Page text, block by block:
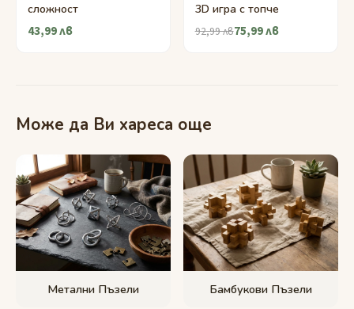
сложност
43,99 лв
3D игра с топче
92,99 лв75,99 лв
Може да Ви хареса още
Метални Пъзели Бамбукови Пъзели